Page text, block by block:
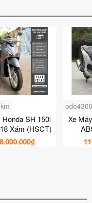
Honda SH 150i
Xám (HSCT)
Xe